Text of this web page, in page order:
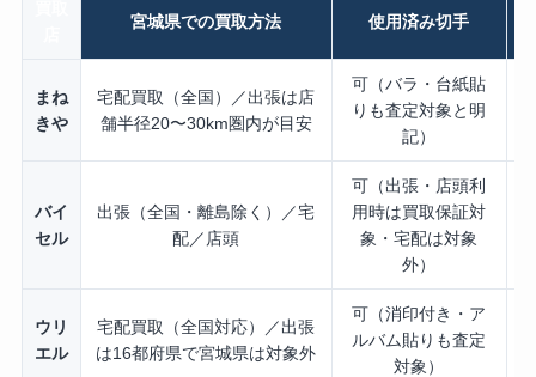
宮城県での買取方法 使用済み切手
まね
きや
宅配買取（全国）／出張は店
舗半径20〜30km圏内が目安
可（バラ・台紙貼
りも査定対象と明
記）
バイ
セル
出張（全国・離島除く）／宅
配／店頭
可（出張・店頭利
用時は買取保証対
象・宅配は対象
外）
ウリ
エル
宅配買取（全国対応）／出張
は16都府県で宮城県は対象外
可（消印付き・ア
ルバム貼りも査定
対象）